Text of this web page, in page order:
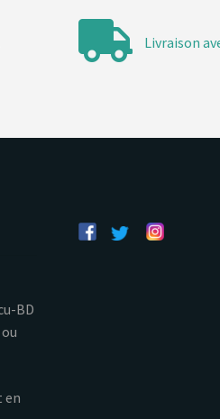
Livraison
BD
en